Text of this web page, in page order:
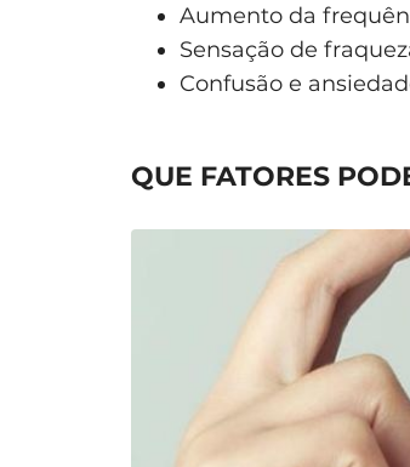
Aumento da
Sensação de
Confusão e
QUE FATORES